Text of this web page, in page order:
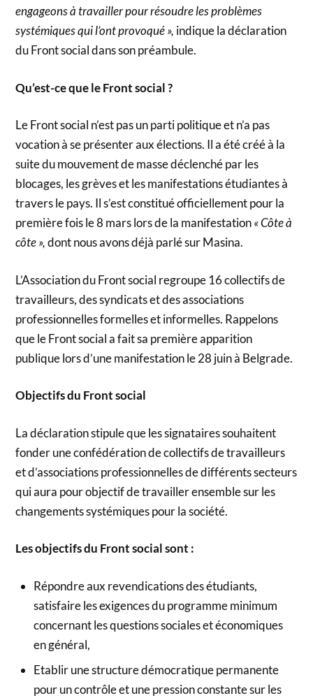
engageons à travailler pour résoudre les problèmes
systémiques qui l’ont provoqué », indique la déclaration
du Front social dans son préambule.
Qu’est-ce que le Front social ?
Le Front social n’est pas un parti politique et n’a pas
vocation à se présenter aux élections. Il a été créé à la
suite du mouvement de masse déclenché par les
blocages, les grèves et les manifestations étudiantes à
travers le pays. Il s’est constitué officiellement pour la
première fois le 8 mars lors de la manifestation« Côte à
côte »,dont nous avons déjà parlé sur Masina.
L’Association du Front social regroupe 16 collectifs de
travailleurs, des syndicats et des associations
professionnelles formelles et informelles. Rappelons
que le Front social a fait sa première apparition
publique lors d’une manifestation le 28 juin à Belgrade.
Objectifs du Front social
La déclaration stipule que les signataires souhaitent
fonder une confédération de collectifs de travailleurs
et d’associations professionnelles de différents secteurs
qui aura pour objectif de travailler ensemble sur les
changements systémiques pour la société.
Les objectifs du Front social sont :
Répondre aux revendications des étudiants,
satisfaire les exigences du programme minimum
concernant les questions sociales et économiques
en général,
Etablir une structure démocratique permanente
pour un contrôle et une pression constante sur les